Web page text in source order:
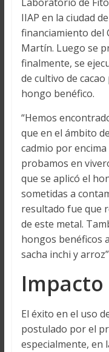
IIAP en la ciudad
financiamiento del
Martín. Luego se
finalmente, se
de cultivo de
hongo benéfico.
“Hemos
que en el ámbito
cadmio por encima
probamos en
que se aplicó el
sometidas a
resultado fue que
de este metal.
hongos benéficos
sacha inchi y
El éxito en el uso
postulado por el
especialmente, en